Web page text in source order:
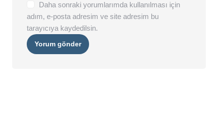
Daha sonraki yorumlarımda kullanılması için
adım, e-posta adresim ve site adresim bu
tarayıcıya kaydedilsin.